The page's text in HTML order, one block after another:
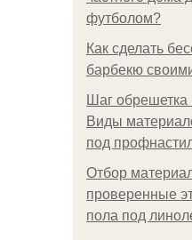
футболом?
Как сделать
барбекю
Шаг
Виды
под
Отбор
проверенные
пола под